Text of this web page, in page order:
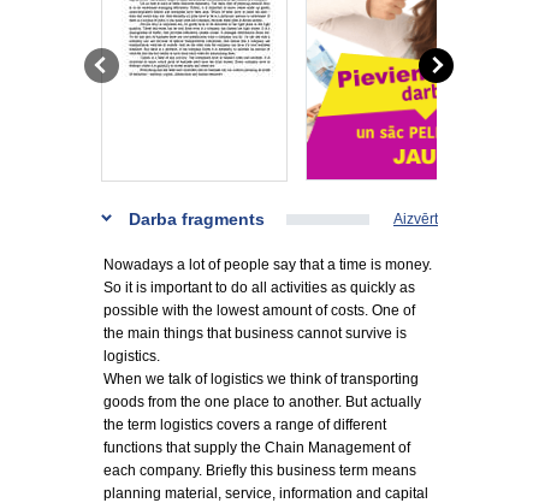
Darba fragments Aizvērt
Nowadays a lot of people say that a time is money.
So it is important to do all activities as quickly as
possible with the lowest amount of costs. One of
the main things that business cannot survive is
logistics.
When we talk of logistics we think of transporting
goods from the one place to another. But actually
the term logistics covers a range of different
functions that supply the Chain Management of
each company. Briefly this business term means
planning material, service, information and capital